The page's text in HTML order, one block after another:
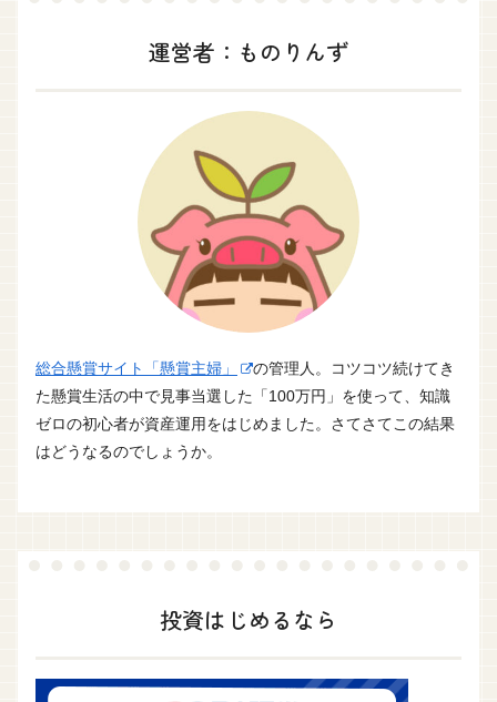
運営者：ものりんず
総合懸賞サイト「懸賞主婦」
の管理人。コツコツ続けてき
た懸賞生活の中で見事当選した「100万円」を使って、知識
ゼロの初心者が資産運用をはじめました。さてさてこの結果
はどうなるのでしょうか。
投資はじめるなら